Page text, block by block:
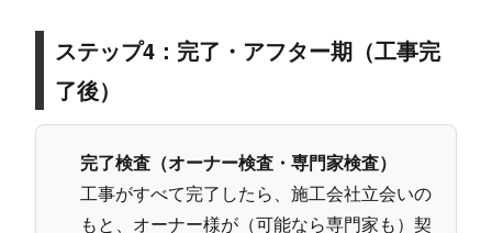
ステップ4：完了・アフター期（工事完
了後）
完了検査（オーナー検査・専門家検査）
工事がすべて完了したら、施工会社立会いの
もと、オーナー様が（可能なら専門家も）契